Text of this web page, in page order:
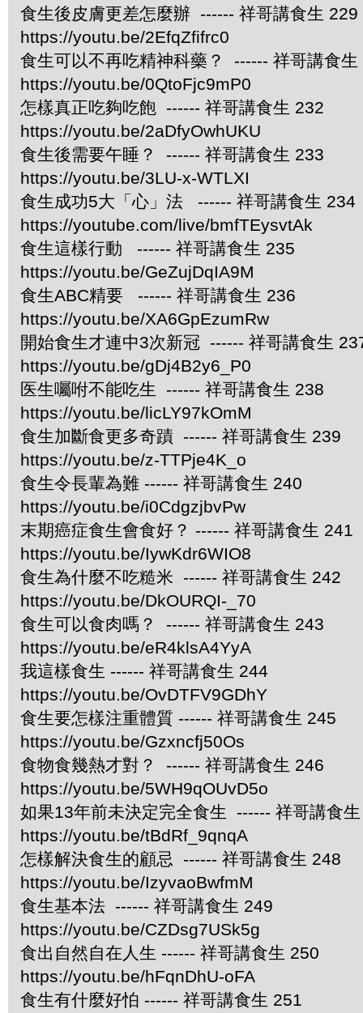
食生後皮膚更差怎麼辦 ------ 祥哥講食生 229
https://youtu.be/2EfqZfifrc0
食生可以不再吃精神科藥？ ------ 祥哥講食生
https://youtu.be/0QtoFjc9mP0
怎樣真正吃夠吃飽 ------ 祥哥講食生 232
https://youtu.be/2aDfyOwhUKU
食生後需要午睡？ ------ 祥哥講食生 233
https://youtu.be/3LU-x-WTLXI
食生成功5大「心」法 ------ 祥哥講食生 234
https://youtube.com/live/bmfTEysvtAk
食生這樣行動 ------ 祥哥講食生 235
https://youtu.be/GeZujDqIA9M
食生ABC精要 ------ 祥哥講食生 236
https://youtu.be/XA6GpEzumRw
開始食生才連中3次新冠 ------ 祥哥講食生
https://youtu.be/gDj4B2y6_P0
医生囑咐不能吃生 ------ 祥哥講食生 238
https://youtu.be/licLY97kOmM
食生加斷食更多奇蹟 ------ 祥哥講食生 239
https://youtu.be/z-TTPje4K_o
食生令長輩為難 ------ 祥哥講食生 240
https://youtu.be/i0CdgzjbvPw
末期癌症食生會食好？ ------ 祥哥講食生 241
https://youtu.be/IywKdr6WIO8
食生為什麼不吃糙米 ------ 祥哥講食生 242
https://youtu.be/DkOURQI-_70
食生可以食肉嗎？ ------ 祥哥講食生 243
https://youtu.be/eR4klsA4YyA
我這樣食生 ------ 祥哥講食生 244
https://youtu.be/OvDTFV9GDhY
食生要怎樣注重體質 ------ 祥哥講食生 245
https://youtu.be/Gzxncfj50Os
食物食幾熱才對？ ------ 祥哥講食生 246
https://youtu.be/5WH9qOUvD5o
如果13年前未決定完全食生 ------ 祥哥講食
https://youtu.be/tBdRf_9qnqA
怎樣解決食生的顧忌 ------ 祥哥講食生 248
https://youtu.be/IzyvaoBwfmM
食生基本法 ------ 祥哥講食生 249
https://youtu.be/CZDsg7USk5g
食出自然自在人生 ------ 祥哥講食生 250
https://youtu.be/hFqnDhU-oFA
食生有什麼好怕 ------ 祥哥講食生 251